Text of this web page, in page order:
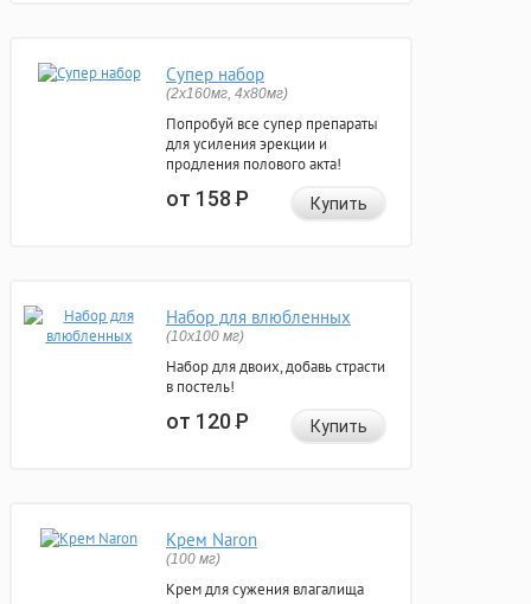
Супер набор
(2х160мг, 4х80мг)
Попробуй все супер препараты
для усиления эрекции и
продления полового акта!
от 158Р Купить
Набор для влюбленных
(10х100 мг)
Набор для двоих, добавь страсти
в постель!
от 120Р Купить
Крем Naron
(100 мг)
Крем для сужения влагалища